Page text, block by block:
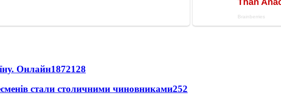
Онлайн1872128
стали столичними чиновниками252